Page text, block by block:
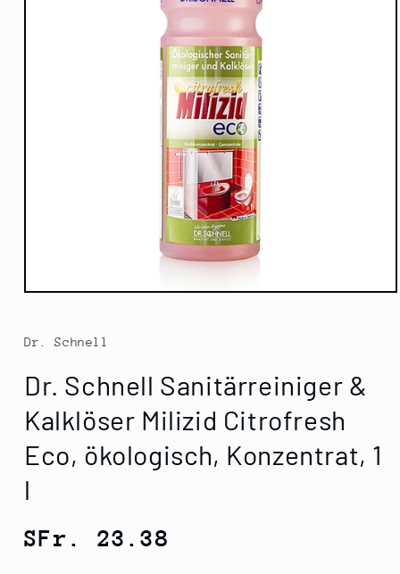
Medien
Modal
öffnen
Dr. Schnell
Dr. Schnell Sanitärreiniger &
Kalklöser Milizid Citrofresh
Eco, ökologisch, Konzentrat, 1
l
Normaler
SFr. 23.38